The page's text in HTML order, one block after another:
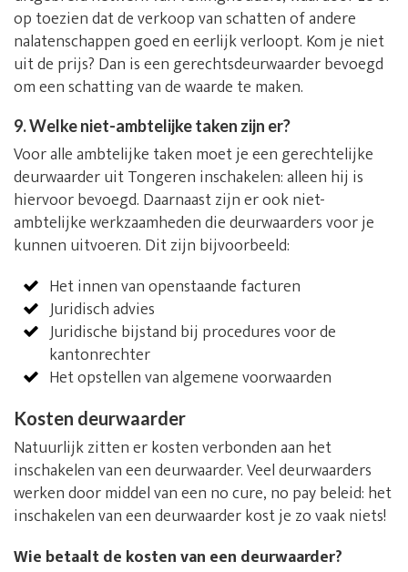
op toezien dat de verkoop van schatten of andere
nalatenschappen goed en eerlijk verloopt. Kom je niet
uit de prijs? Dan is een gerechtsdeurwaarder bevoegd
om een schatting van de waarde te maken.
9. Welke niet-ambtelijke taken zijn er?
Voor alle ambtelijke taken moet je een gerechtelijke
deurwaarder uit Tongeren inschakelen: alleen hij is
hiervoor bevoegd. Daarnaast zijn er ook niet-
ambtelijke werkzaamheden die deurwaarders voor je
kunnen uitvoeren. Dit zijn bijvoorbeeld:
Het innen van openstaande facturen
Juridisch advies
Juridische bijstand bij procedures voor de
kantonrechter
Het opstellen van algemene voorwaarden
Kosten deurwaarder
Natuurlijk zitten er kosten verbonden aan het
inschakelen van een deurwaarder. Veel deurwaarders
werken door middel van een no cure, no pay beleid: het
inschakelen van een deurwaarder kost je zo vaak niets!
Wie betaalt de kosten van een deurwaarder?